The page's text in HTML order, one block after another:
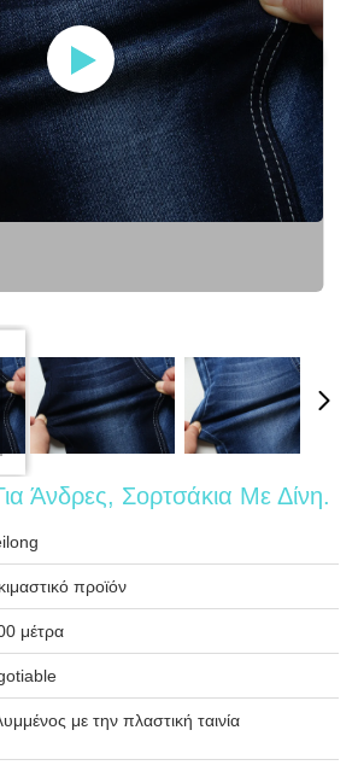
Άνδρες, Σορτσάκια Με Δίνη.
προϊόν
μέτρα
με την πλαστική ταινία